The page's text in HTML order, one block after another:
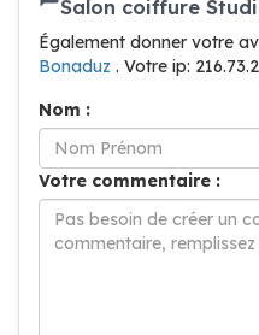
Salon coiffure
Également donner votre
Bonaduz . Votre ip:
Nom :
Votre commentaire :